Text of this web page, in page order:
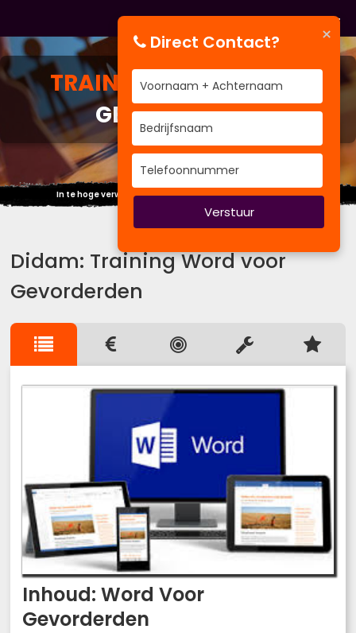
TRAININGWORD VOOR
GEVORDERDEN
In te hoge verwachting schuilt de grootste teleurstelling.
Didam: Training Word voor
Gevorderden
Inhoud: Word Voor
Gevorderden
×
Direct Contact?
Verstuur